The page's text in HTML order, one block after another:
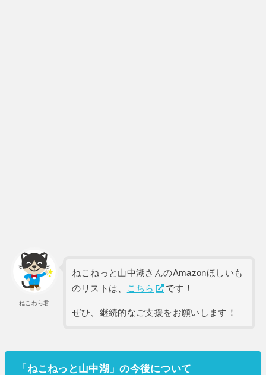
ねこわら君
ねこねっと山中湖さんのAmazonほしいも
のリストは、
こちら です！
ぜひ、継続的なご支援をお願いします！
「ねこねっと山中湖」の今後について